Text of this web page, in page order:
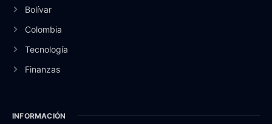
Bolívar
Colombia
Tecnología
Finanzas
INFORMACIÓN